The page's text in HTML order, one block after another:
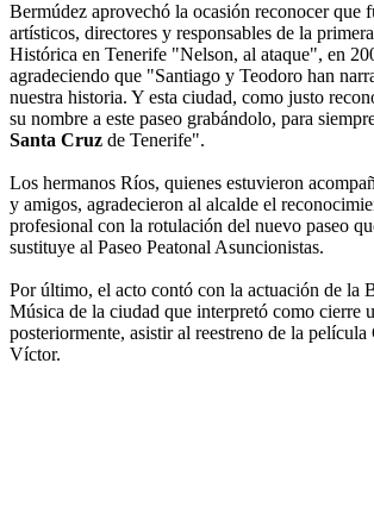
Bermúdez aprovechó la ocasión reconocer que
artísticos, directores y responsables de la
Histórica en Tenerife "Nelson, al ataque", en
agradeciendo que "Santiago y Teodoro han
nuestra historia. Y esta ciudad, como justo
su nombre a este paseo grabándolo, para
Santa Cruz de Tenerife".
Los hermanos Ríos, quienes estuvieron
y amigos, agradecieron al alcalde el
profesional con la rotulación del nuevo paseo
sustituye al Paseo Peatonal Asuncionistas.
Por último, el acto contó con la actuación de la
Música de la ciudad que interpretó como cierre
posteriormente, asistir al reestreno de la
Víctor.